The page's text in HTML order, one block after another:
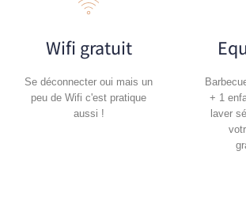
Wifi gratuit
Se déconnecter oui mais un
peu de Wifi c'est pratique
aussi !
+ 1
laver